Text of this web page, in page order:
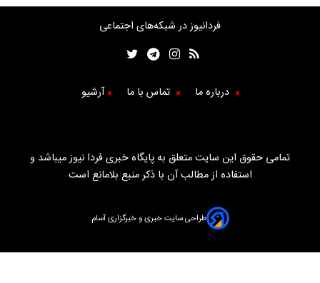
فردانیوز در شبکه‌های اجتماعی
درباره ما تماس با ما آرشیو
تمامی حقوق این سایت متعلق به پایگاه خبری فردا نیوز میباشد و
استفاده از مطالب آن با ذکر منبع بلامانع است
طراحی سایت خبری و خبرگزاری آسام